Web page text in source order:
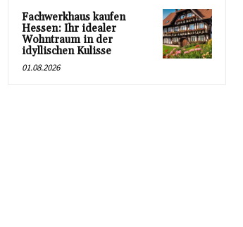
Fachwerkhaus kaufen
Hessen: Ihr idealer
Wohntraum in der
idyllischen Kulisse
01.08.2026